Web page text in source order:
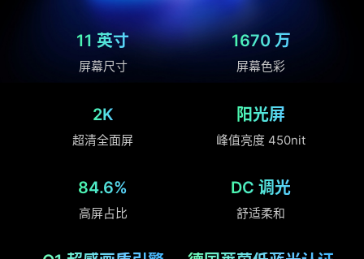
11 英寸
屏幕尺寸
2K
超清全面屏
84.6%
高屏占比
1670 万
屏幕色彩
阳光屏
峰值亮度 450nit
DC 调光
舒适柔和